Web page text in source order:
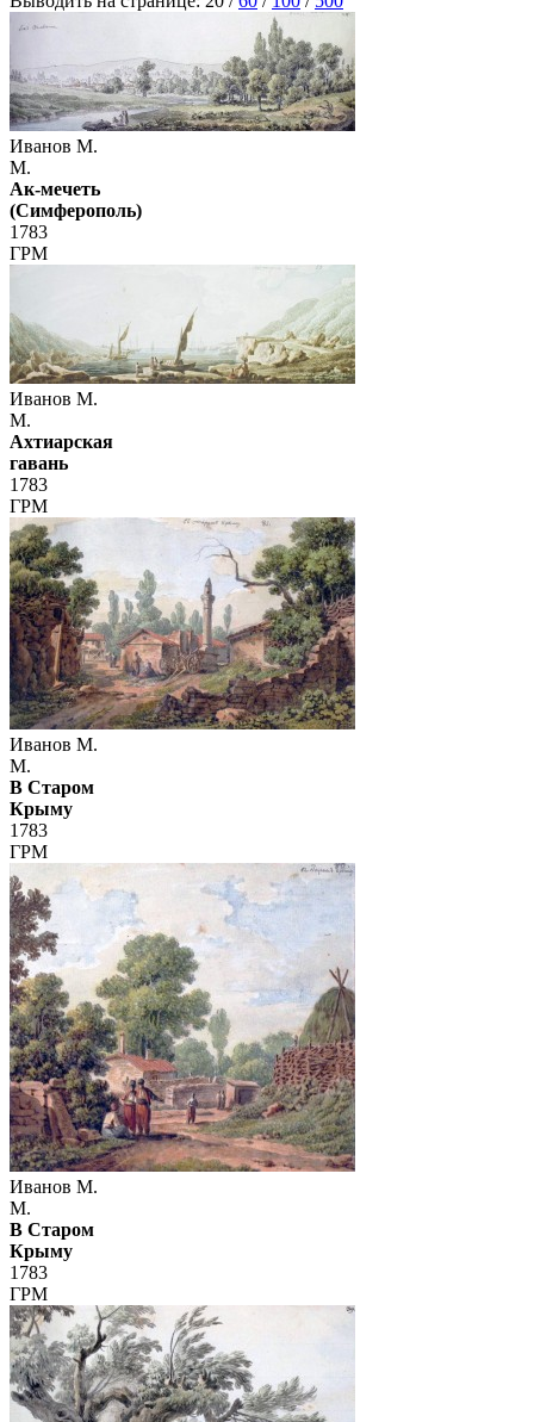
Иванов М.
М.
Ак-мечеть
(Симферополь)
1783
ГРМ
Иванов М.
М.
Ахтиарская
гавань
1783
ГРМ
Иванов М.
М.
В Старом
Крыму
1783
ГРМ
Иванов М.
М.
В Старом
Крыму
1783
ГРМ